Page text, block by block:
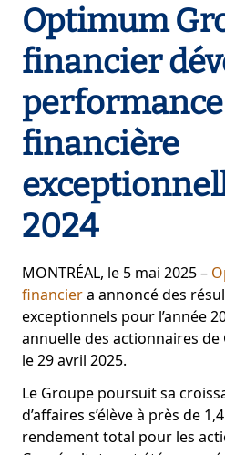
Optimum
financier
performance
financière
2024
MONTRÉAL, le 5 mai 2025 –
financiera annoncé des
exceptionnels pour l’année
annuelle des actionnaires
le 29 avril 2025.
Le Groupe poursuit sa
d’affaires s’élève à près de
rendement total pour les